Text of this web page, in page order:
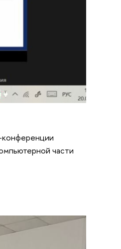
конференции
части